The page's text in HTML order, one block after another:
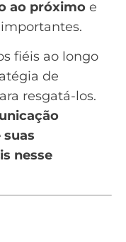
ao próximo e
fiéis ao longo
de
resgatá-los.
nesse